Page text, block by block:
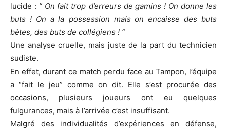
lucide : ” On fait trop d’erreurs de gamins ! On donne les
buts ! On a la possession mais on encaisse des buts
bêtes, des buts de collégiens ! “
Une analyse cruelle, mais juste de la part du technicien
sudiste.
En effet, durant ce match perdu face au Tampon, l’équipe
a “fait le jeu” comme on dit. Elle s’est procurée des
occasions, plusieurs joueurs ont eu quelques
fulgurances, mais à l’arrivée c’est insuffisant.
Malgré des individualités d’expériences en défense,